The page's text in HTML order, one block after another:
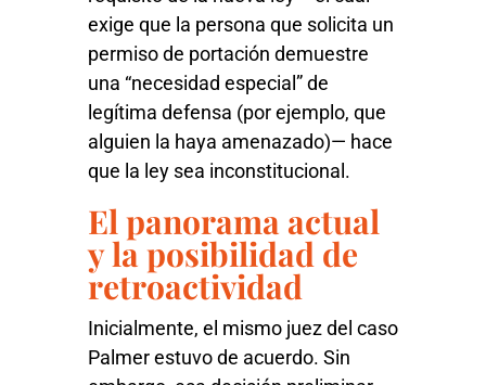
exige que la persona que solicita un
permiso de portación demuestre
una “necesidad especial” de
legítima defensa (por ejemplo, que
alguien la haya amenazado)— hace
que la ley sea inconstitucional.
El panorama actual
y la posibilidad de
retroactividad
Inicialmente, el mismo juez del caso
Palmer estuvo de acuerdo. Sin